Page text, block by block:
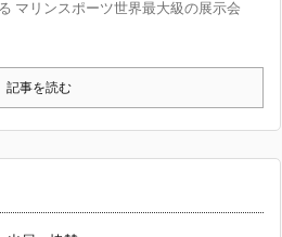
マリンスポーツ世界最大級の展示会
記事を読む